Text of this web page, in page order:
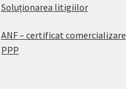
Soluționarea litigiilor
ANF – certificat comercializare
PPP